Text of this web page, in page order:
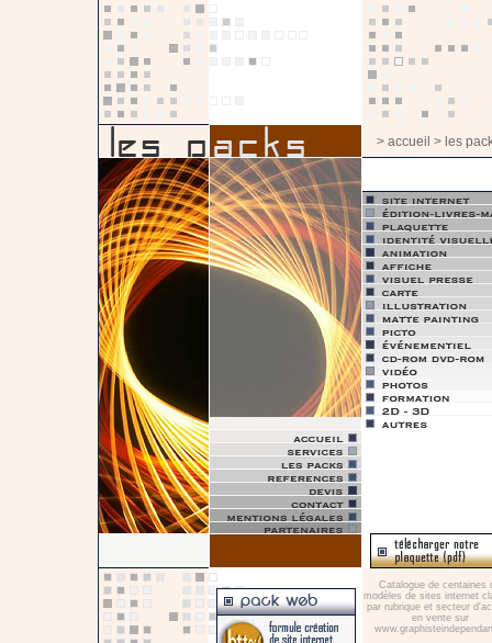
> accueil > les
Catalogue de centaines
modèles de sites internet
par rubrique et secteur
en vente sur